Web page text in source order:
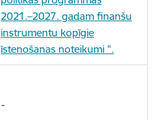
2021.–2027. gadam finanšu
instrumentu kopīgie
īstenošanas noteikumi ".
-